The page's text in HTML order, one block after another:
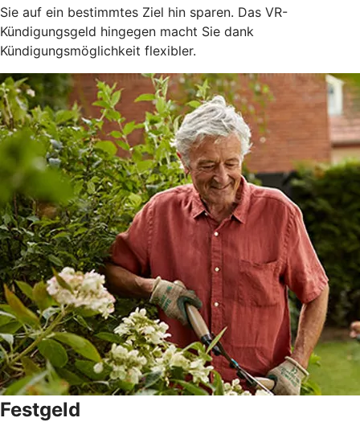
Sie auf ein bestimmtes Ziel hin sparen. Das VR-
Kündigungsgeld hingegen macht Sie dank
Kündigungsmöglichkeit flexibler.
Festgeld